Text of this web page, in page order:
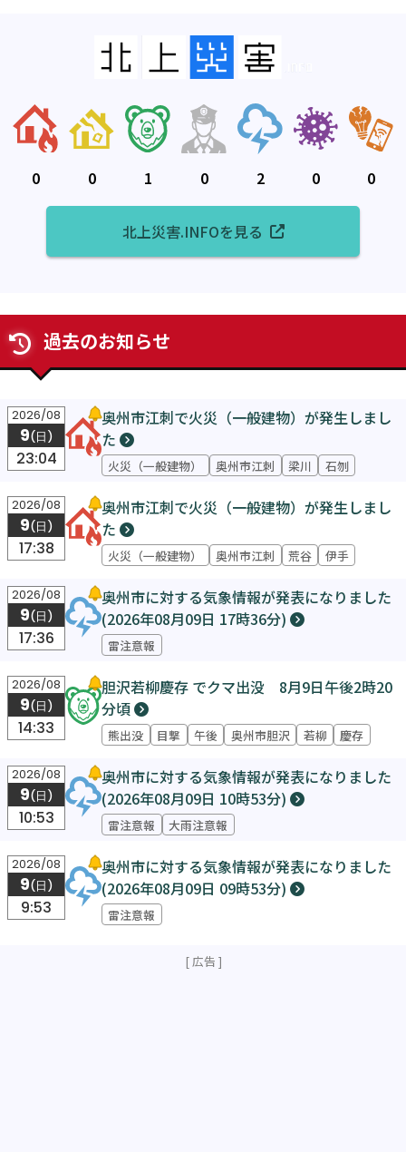
0 0 1 0 2 0 0
北上災害.INFOを見る
過去のお知らせ
2026/08
9(日)
23:04
奥州市江刺で火災（一般建物）が発生しまし
た
火災（一般建物） 奥州市江刺 梁川 石刎
2026/08
9(日)
17:38
奥州市江刺で火災（一般建物）が発生しまし
た
火災（一般建物） 奥州市江刺 荒谷 伊手
2026/08
9(日)
17:36
奥州市に対する気象情報が発表になりました
(2026年08月09日 17時36分)
雷注意報
2026/08
9(日)
14:33
胆沢若柳慶存 でクマ出没 8月9日午後2時20
分頃
熊出没 目撃 午後 奥州市胆沢 若柳 慶存
2026/08
9(日)
10:53
奥州市に対する気象情報が発表になりました
(2026年08月09日 10時53分)
雷注意報 大雨注意報
2026/08
9(日)
9:53
奥州市に対する気象情報が発表になりました
(2026年08月09日 09時53分)
雷注意報